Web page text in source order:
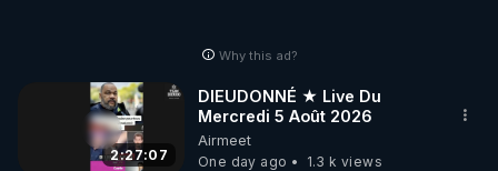
Why this ad?
2:27:07
DIEUDONNÉ ★ Live Du
Mercredi 5 Août 2026
Airmeet
One day ago
1.3 k views